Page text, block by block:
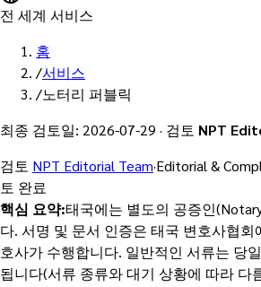
전 세계 서비스
홈
/서비스
/노터리 퍼블릭
최종 검토일: 2026-07-29 · 검토 NPT
검토 NPT Editorial Team·Editorial &
토 완료
핵심 요약:태국에는 별도의 공증인
다. 서명 및 문서 인증은 태국 변호사협회
호사가 수행합니다. 일반적인 서류는 당
됩니다(서류 종류와 대기 상황에 따라 다